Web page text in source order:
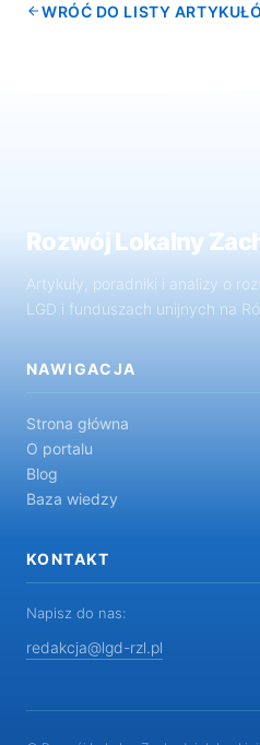
WRÓĆ DO LISTY
Rozwój Lokalny
Artykuły, poradniki i analizy o
LGD i funduszach unijnych na
NAWIGACJA
Strona główna
O portalu
Blog
Baza wiedzy
KONTAKT
Napisz do nas:
redakcja@lgd-rzl.pl